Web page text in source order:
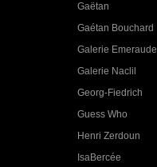
Gaëtan
Gaétan Bouchard
Galerie Emeraude
Galerie Naclil
Georg-Fiedrich
Guess Who
Henri Zerdoun
IsaBercée